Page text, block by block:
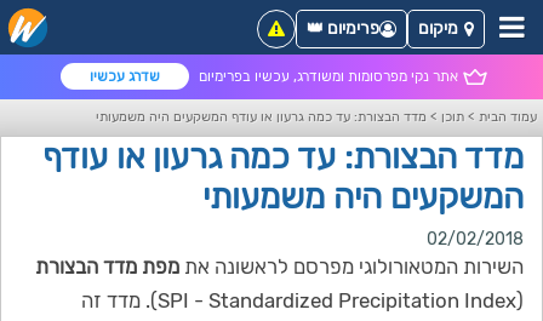
אתר נקי מפרסומות ומשודרג, עכשיו בפרימיום שדרג עכשיו
מיקום פרימיום 👑
עמוד הבית > תוכן > מדד הבצורת: עד כמה גרעון או עודף המשקעים היה משמעותי
מדד הבצורת: עד כמה גרעון או עודף
המשקעים היה משמעותי
02/02/2018
השירות המטאורולוגי מפרסם לראשונה את מפת מדד הבצורת
(SPI - Standardized Precipitation Index). מדד זה